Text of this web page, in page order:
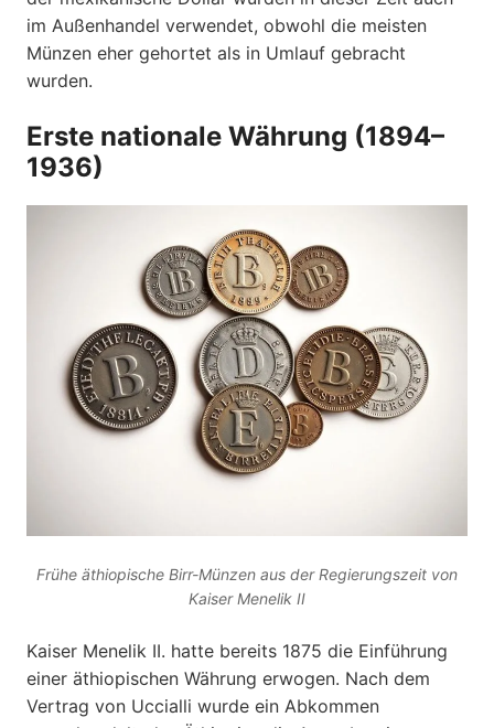
im Außenhandel verwendet, obwohl die meisten
Münzen eher gehortet als in Umlauf gebracht
wurden.
Erste nationale Währung (1894–
1936)
Frühe äthiopische Birr-Münzen aus der Regierungszeit von
Kaiser Menelik II
Kaiser Menelik II. hatte bereits 1875 die Einführung
einer äthiopischen Währung erwogen. Nach dem
Vertrag von Uccialli wurde ein Abkommen